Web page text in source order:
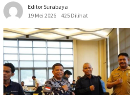
Editor Surabaya
19 Mei 2026
425 Dilihat